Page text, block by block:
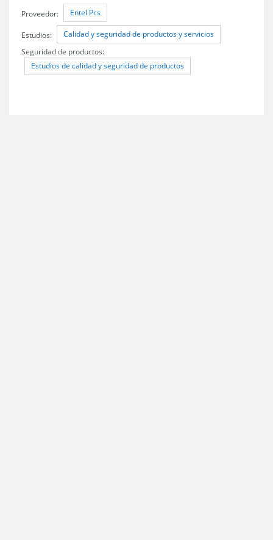
Proveedor: Entel Pcs
Estudios: Calidad y seguridad de productos y servicios
Seguridad de productos:
Estudios de calidad y seguridad de productos